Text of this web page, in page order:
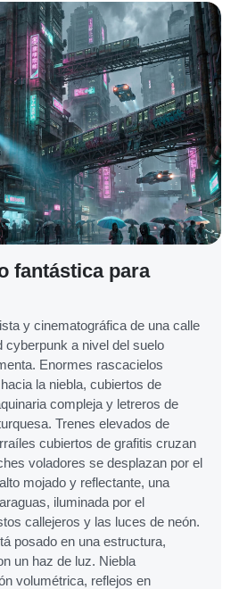
fantástica para
y cinematográfica de una calle
cyberpunk a nivel del suelo
Enormes rascacielos
la niebla, cubiertos de
compleja y letreros de
Trenes elevados de
cubiertos de grafitis cruzan
voladores se desplazan por el
mojado y reflectante, una
iluminada por el
callejeros y las luces de neón.
posado en una estructura,
un haz de luz. Niebla
volumétrica, reflejos en